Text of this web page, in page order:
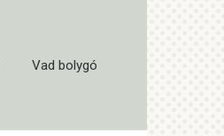
Vad bolygó